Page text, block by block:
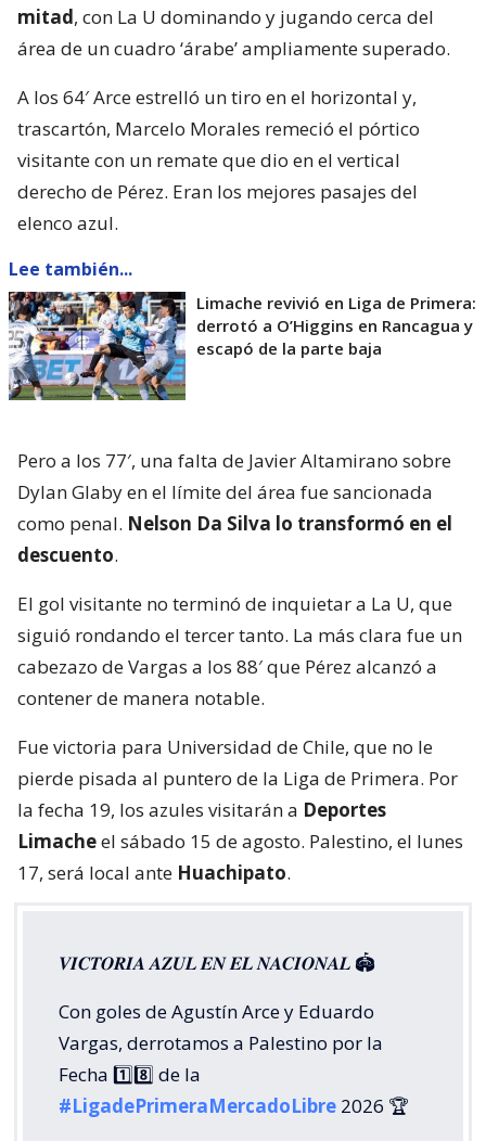
mitad, con La U dominando y jugando cerca del
área de un cuadro ‘árabe’ ampliamente superado.
A los 64′ Arce estrelló un tiro en el horizontal y,
trascartón, Marcelo Morales remeció el pórtico
visitante con un remate que dio en el vertical
derecho de Pérez. Eran los mejores pasajes del
elenco azul.
Lee también...
Limache revivió en Liga de Primera:
derrotó a O’Higgins en Rancagua y
escapó de la parte baja
Pero a los 77′, una falta de Javier Altamirano sobre
Dylan Glaby en el límite del área fue sancionada
como penal. Nelson Da Silva lo transformó en el
descuento.
El gol visitante no terminó de inquietar a La U, que
siguió rondando el tercer tanto. La más clara fue un
cabezazo de Vargas a los 88′ que Pérez alcanzó a
contener de manera notable.
Fue victoria para Universidad de Chile, que no le
pierde pisada al puntero de la Liga de Primera. Por
la fecha 19, los azules visitarán a Deportes
Limacheel sábado 15 de agosto. Palestino, el lunes
17, será local ante Huachipato.
𝑽𝑰𝑪𝑻𝑶𝑹𝑰𝑨 𝑨𝒁𝑼𝑳 𝑬𝑵 𝑬𝑳 𝑵𝑨𝑪𝑰𝑶𝑵𝑨𝑳 🏟️
Con goles de Agustín Arce y Eduardo
Vargas, derrotamos a Palestino por la
Fecha 1️⃣8️⃣ de la
#LigadePrimeraMercadoLibre 2026 🏆